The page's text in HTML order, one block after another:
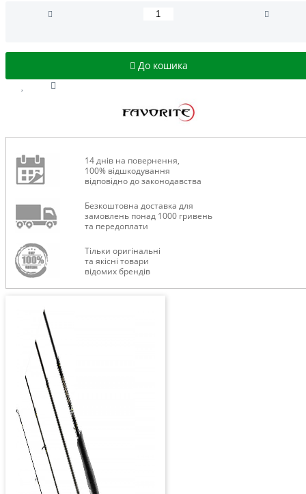
До кошика
14 днів на повернення,
100% відшкодування
відповідно до законодавства
Безкоштовна доставка для
замовлень понад 1000 гривень
та передоплати
Тільки оригінальні
та якісні товари
відомих брендів